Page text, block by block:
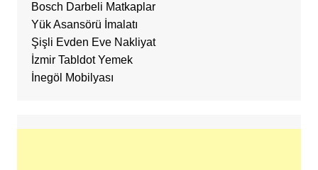
Bosch Darbeli Matkaplar
Yük Asansörü İmalatı
Şişli Evden Eve Nakliyat
İzmir Tabldot Yemek
İnegöl Mobilyası